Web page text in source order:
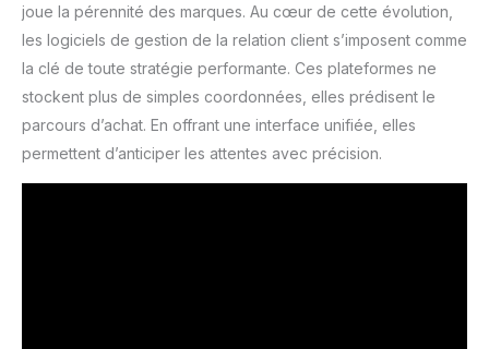
joue la pérennité des marques. Au cœur de cette évolution,
les logiciels de gestion de la relation client s’imposent comme
la clé de toute stratégie performante. Ces plateformes ne
stockent plus de simples coordonnées, elles prédisent le
parcours d’achat. En offrant une interface unifiée, elles
permettent d’anticiper les attentes avec précision.